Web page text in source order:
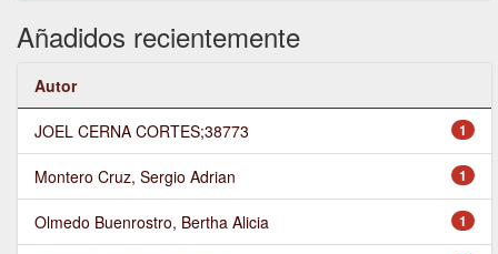
Añadidos recientemente
Autor
1
JOEL CERNA CORTES;38773
1
Montero Cruz, Sergio Adrian
1
Olmedo Buenrostro, Bertha Alicia